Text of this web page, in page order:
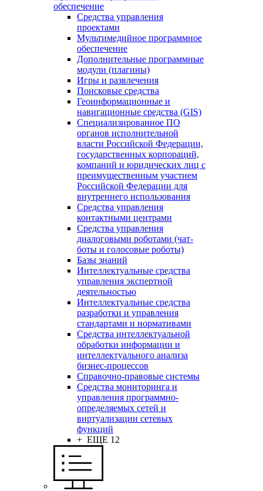
обеспечение
Средства управления
проектами
Мультимедийное программное
обеспечение
Дополнительные программные
модули (плагины)
Игры и развлечения
Поисковые средства
Геоинформационные и
навигационные средства (GIS)
Специализированное ПО
органов исполнительной
власти Российской Федерации,
государственных корпораций,
компаний и юридических лиц с
преимущественным участием
Российской Федерации для
внутреннего использования
Средства управления
контактными центрами
Средства управления
диалоговыми роботами (чат-
боты и голосовые роботы)
Базы знаний
Интеллектуальные средства
управления экспертной
деятельностью
Интеллектуальные средства
разработки и управления
стандартами и нормативами
Средства интеллектуальной
обработки информации и
интеллектуального анализа
бизнес-процессов
Справочно-правовые системы
Средства мониторинга и
управления программно-
определяемых сетей и
виртуализации сетевых
функций
+ ЕЩЕ 12